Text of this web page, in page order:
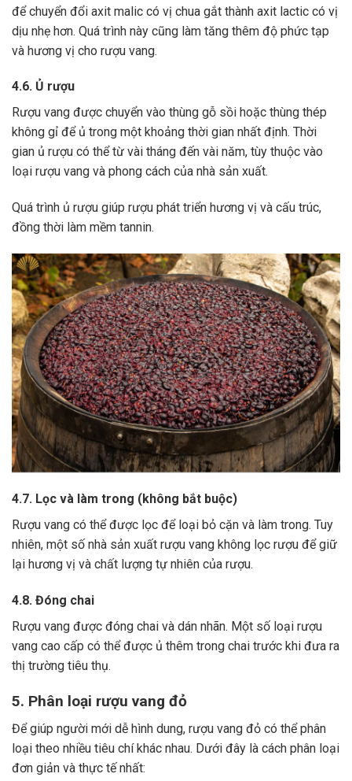
để chuyển đổi axit malic có vị chua gắt thành axit lactic có vị
dịu nhẹ hơn. Quá trình này cũng làm tăng thêm độ phức tạp
và hương vị cho rượu vang.
4.6. Ủ rượu
Rượu vang được chuyển vào thùng gỗ sồi hoặc thùng thép
không gỉ để ủ trong một khoảng thời gian nhất định. Thời
gian ủ rượu có thể từ vài tháng đến vài năm, tùy thuộc vào
loại rượu vang và phong cách của nhà sản xuất.
Quá trình ủ rượu giúp rượu phát triển hương vị và cấu trúc,
đồng thời làm mềm tannin.
4.7. Lọc và làm trong (không bắt buộc)
Rượu vang có thể được lọc để loại bỏ cặn và làm trong. Tuy
nhiên, một số nhà sản xuất rượu vang không lọc rượu để giữ
lại hương vị và chất lượng tự nhiên của rượu.
4.8. Đóng chai
Rượu vang được đóng chai và dán nhãn. Một số loại rượu
vang cao cấp có thể được ủ thêm trong chai trước khi đưa ra
thị trường tiêu thụ.
5. Phân loại rượu vang đỏ
Để giúp người mới dễ hình dung, rượu vang đỏ có thể phân
loại theo nhiều tiêu chí khác nhau. Dưới đây là cách phân loại
đơn giản và thực tế nhất: